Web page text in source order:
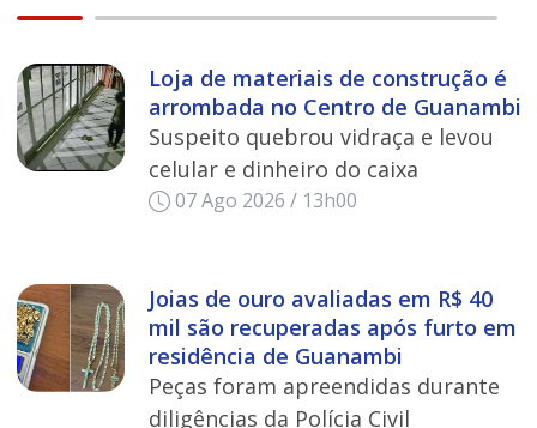
Loja de materiais de construção é
arrombada no Centro de Guanambi
Suspeito quebrou vidraça e levou
celular e dinheiro do caixa
07 Ago 2026 / 13h00
Joias de ouro avaliadas em R$ 40
mil são recuperadas após furto em
residência de Guanambi
Peças foram apreendidas durante
diligências da Polícia Civil